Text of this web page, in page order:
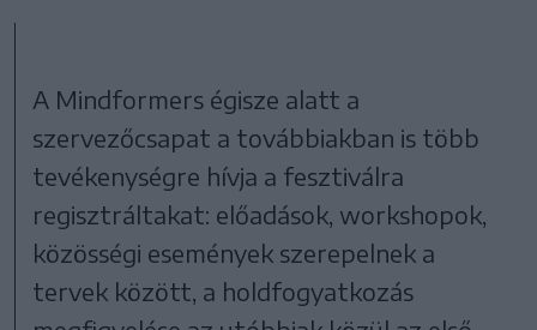
A Mindformers égisze alatt a
szervezőcsapat a továbbiakban is több
tevékenységre hívja a fesztiválra
regisztráltakat: előadások, workshopok,
közösségi események szerepelnek a
tervek között, a holdfogyatkozás